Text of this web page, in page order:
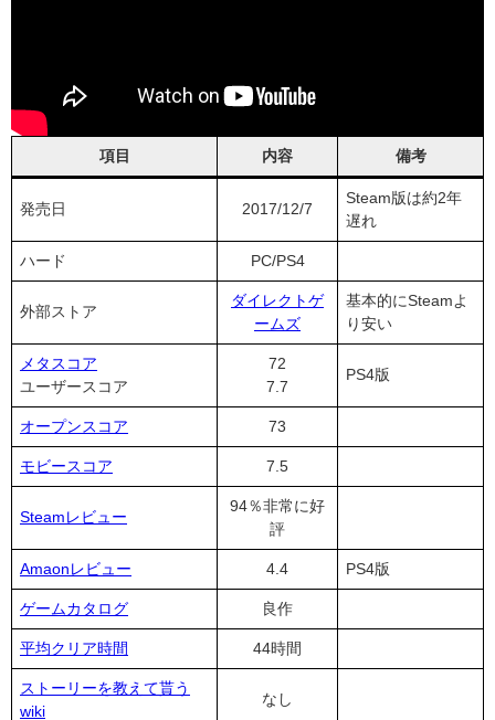
項目 内容 備考
発売日 2017/12/7
Steam版は約2年
遅れ
ハード PC/PS4
外部ストア
ダイレクトゲ
ームズ
基本的にSteamよ
り安い
メタスコア
ユーザースコア
72
7.7
PS4版
オープンスコア 73
モビースコア 7.5
Steamレビュー
94％非常に好
評
Amaonレビュー 4.4 PS4版
ゲームカタログ 良作
平均クリア時間 44時間
ストーリーを教えて貰う
wiki
なし